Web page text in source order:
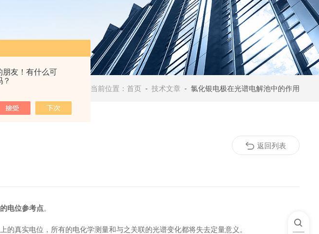
朋友！有什么可
？
当前位置： 首页 - 技术文章 - 氯化银电极在光谱电解池中的作用
电位参考点。
的真实电位，所有的电化学测量和与之关联的光谱变化都将失去定量意义。
返回列表